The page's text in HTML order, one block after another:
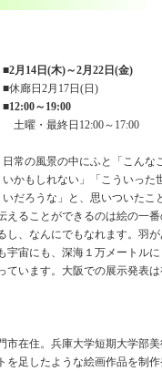
■2月14日(木)～2月22日(金)
■休廊日2月17日(日)
■12:00～19:00
土曜・最終日12:00～17:00
日常の風景の中にふと「こんな
いかもしれない」「こういった
いだろうな」と、思いついたこ
えることができるのは絵の一
し、なんにでもなれます。羽
宇宙にも、深海１万メートル
ています。大阪での展示発表
市在住。兵庫大学短期大学部
を足したような絵画作品を制